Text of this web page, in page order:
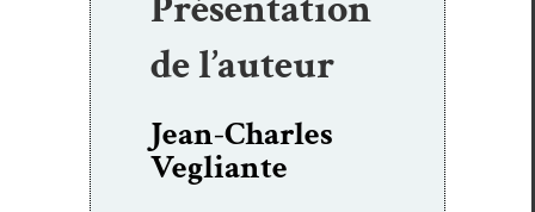
de l’auteur
Jean-Charles
Vegliante